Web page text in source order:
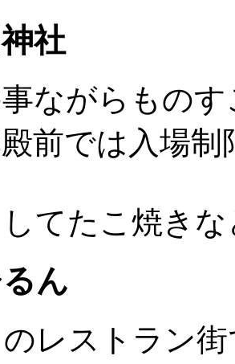
社
ながらもの
前では入場
てたこ焼き
ん
レストラン